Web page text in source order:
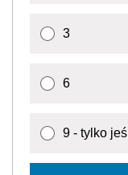
3
6
9 - tylko